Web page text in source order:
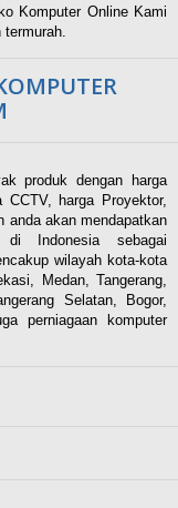
Komputer Online Kami
produk dengan harga
harga Proyektor,
anda akan mendapatkan
Indonesia sebagai
wilayah kota-kota
Medan, Tangerang,
Selatan, Bogor,
perniagaan komputer